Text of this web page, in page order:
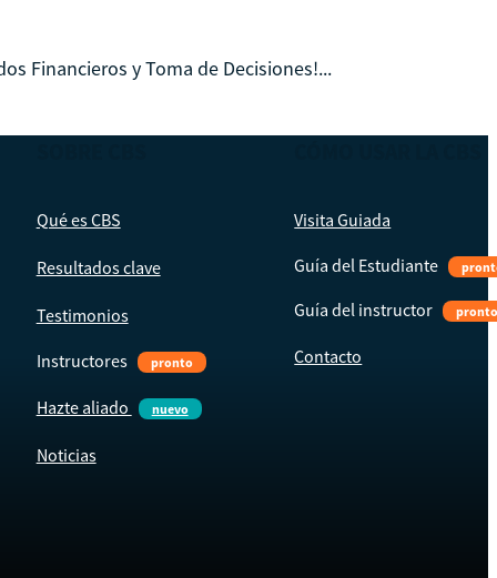
Financieros y Toma de Decisiones!...
Qué es CBS
Resultados clave
Testimonios
Instructores pronto
Hazte aliado nuevo
Noticias
Visita Guiada
Guía del Estudiante
Guía del instructor
Contacto